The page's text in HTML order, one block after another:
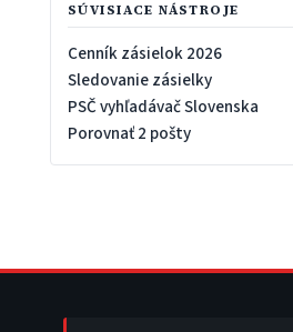
SÚVISIACE NÁSTROJE
Cenník zásielok 2026
Sledovanie zásielky
PSČ vyhľadávač Slovenska
Porovnať 2 pošty